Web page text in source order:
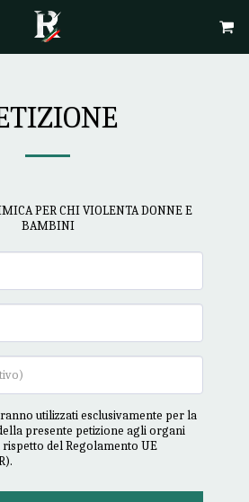
PER CHI VIOLENTA DONNE E
BAMBINI
utilizzati esclusivamente per la
presente petizione agli organi
del Regolamento UE